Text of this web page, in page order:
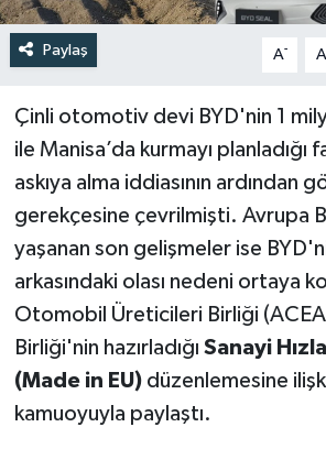
Paylaş A- A
Çinli otomotiv devi BYD'nin 1
ile Manisa’da kurmayı planladığı
askıya alma iddiasının ardından
gerekçesine çevrilmişti. Avrupa
yaşanan son gelişmeler ise
arkasındaki olası nedeni ortaya
Otomobil Üreticileri Birliği
Birliği'nin hazırladığı Sanayi
(Made in EU)düzenlemesine
kamuoyuyla paylaştı.